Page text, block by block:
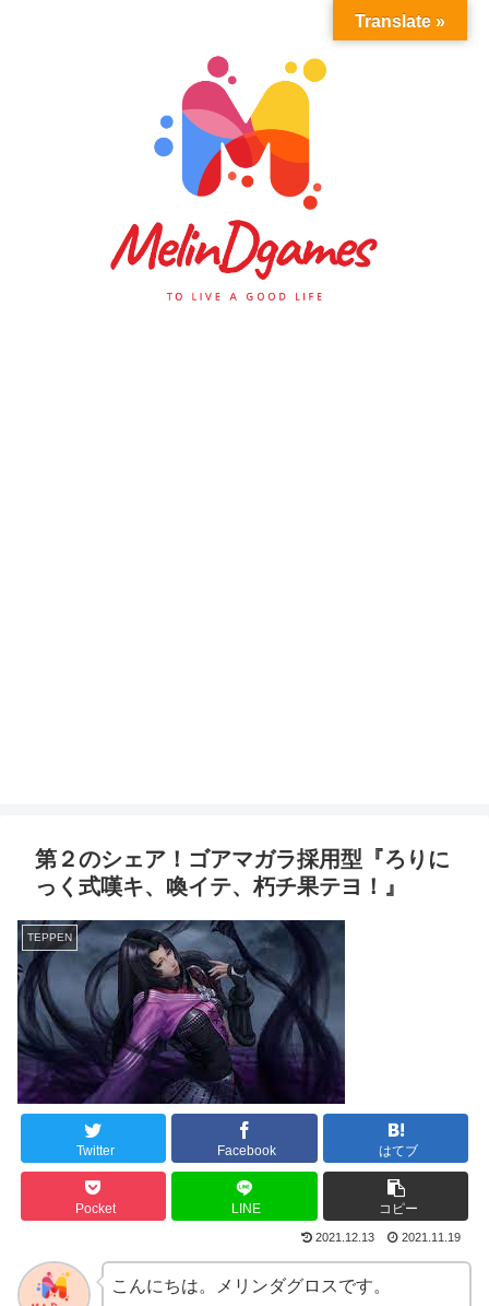
第２のシェア！ゴアマガラ採用型『ろりに
っく式嘆キ、喚イテ、朽チ果テヨ！』
TEPPEN
Twitter Facebook はてブ
Pocket LINE コピー
2021.12.13 2021.11.19
こんにちは。メリンダグロスです。
Translate »